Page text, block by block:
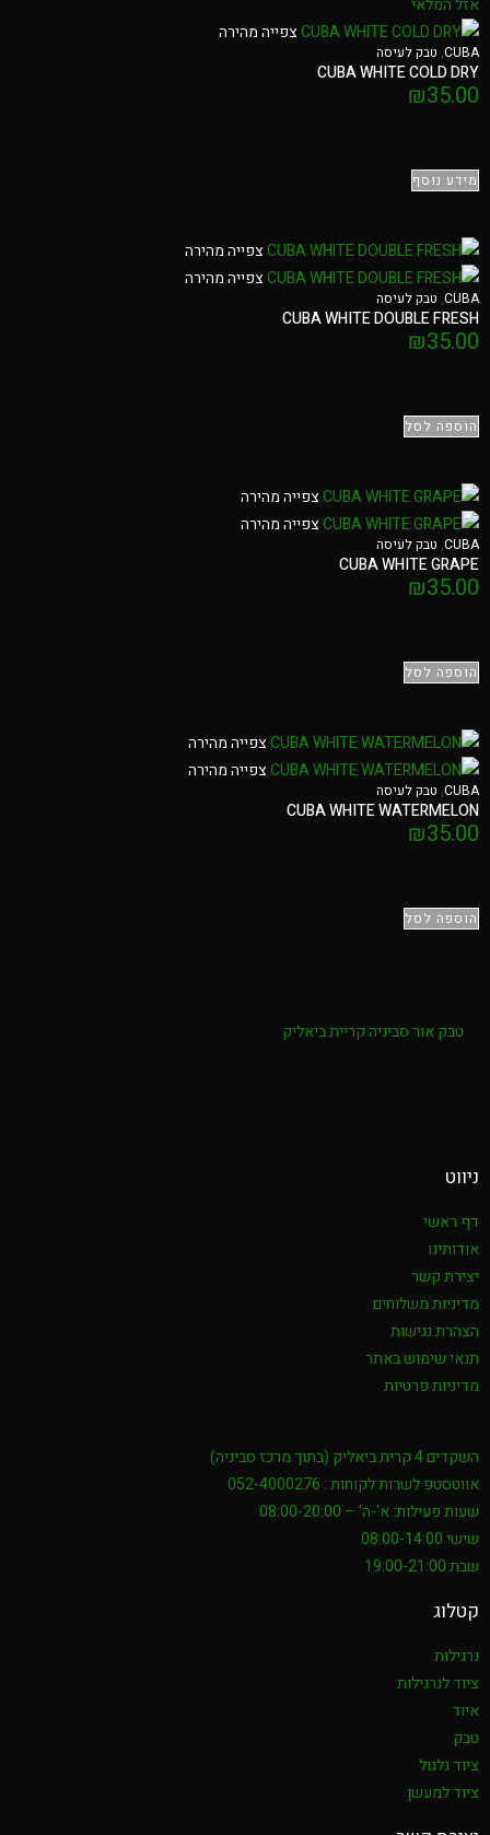
אזל המלאי
צפייה מהירה
CUBA
, טבק לעיסה
CUBA WHITE COLD DRY
₪35.00
מידע נוסף
צפייה מהירה
צפייה מהירה
CUBA
, טבק לעיסה
CUBA WHITE DOUBLE FRESH
₪35.00
הוספה לסל
צפייה מהירה
צפייה מהירה
CUBA
, טבק לעיסה
CUBA WHITE GRAPE
₪35.00
הוספה לסל
צפייה מהירה
צפייה מהירה
CUBA
, טבק לעיסה
CUBA WHITE WATERMELON
₪35.00
הוספה לסל
טבק אור סביניה קריית ביאליק
ניווט
דף ראשי
אודותינו
יצירת קשר
מדיניות משלוחים
הצהרת נגישות
תנאי שימוש באתר
מדיניות פרטיות
השקדים 4 קרית ביאליק (בתוך מרכז סביניה)
אווטסטפ לשרות לקוחות : 052-4000276
שעות פעילות: א'-ה' – 08:00-20:00
שישי 08:00-14:00
שבת 19:00-21:00
קטלוג
נרגילות
ציוד לנרגילות
איוד
טבק
ציוד גלגול
ציוד למעשן